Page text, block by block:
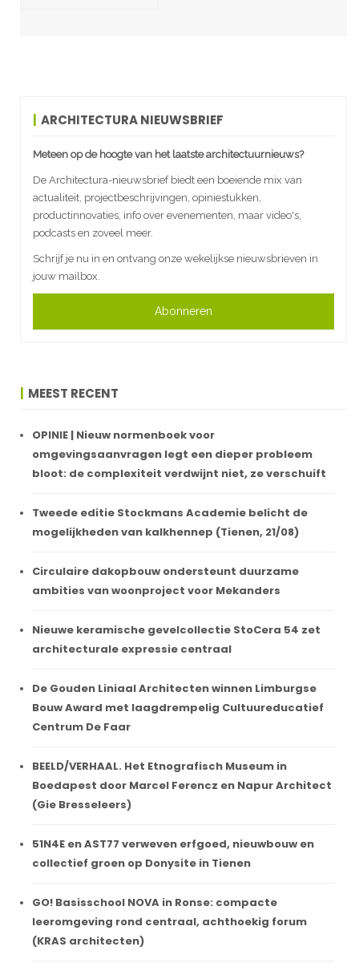
ARCHITECTURA NIEUWSBRIEF
Meteen op de hoogte van het laatste architectuurnieuws?
De Architectura-nieuwsbrief biedt een boeiende mix van
actualiteit, projectbeschrijvingen, opiniestukken,
productinnovaties, info over evenementen, maar video's,
podcasts en zoveel meer.
Schrijf je nu in en ontvang onze wekelijkse nieuwsbrieven in
jouw mailbox.
Abonneren
MEEST RECENT
OPINIE | Nieuw normenboek voor
omgevingsaanvragen legt een dieper probleem
bloot: de complexiteit verdwijnt niet, ze verschuift
Tweede editie Stockmans Academie belicht de
mogelijkheden van kalkhennep (Tienen, 21/08)
Circulaire dakopbouw ondersteunt duurzame
ambities van woonproject voor Mekanders
Nieuwe keramische gevelcollectie StoCera 54 zet
architecturale expressie centraal
De Gouden Liniaal Architecten winnen Limburgse
Bouw Award met laagdrempelig Cultuureducatief
Centrum De Faar
BEELD/VERHAAL. Het Etnografisch Museum in
Boedapest door Marcel Ferencz en Napur Architect
(Gie Bresseleers)
51N4E en AST77 verweven erfgoed, nieuwbouw en
collectief groen op Donysite in Tienen
GO! Basisschool NOVA in Ronse: compacte
leeromgeving rond centraal, achthoekig forum
(KRAS architecten)